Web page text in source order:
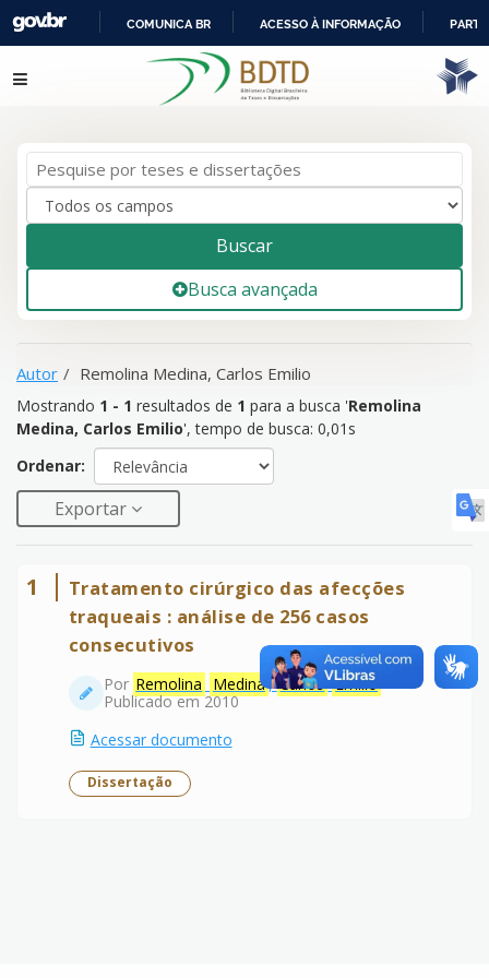
IR
PARA
COMUNICA BR ACESSO À INFORMAÇÃO
resultados de 1para a busca '
Medina, Carlos Emilio '
Pular para o conteúdo
Buscar
Busca avançada
Autor Remolina Medina, Carlos Emilio
Mostrando 1 - 1 resultados de 1 para a busca 'Remolina
Medina, Carlos Emilio', tempo de busca: 0,01s
Ordenar:
Exportar
1
Tratamento cirúrgico das afecções
traqueais : análise de 256 casos
consecutivos
Por Remolina Medina,Carlos Emilio
Publicado em 2010
Acessar documento
Dissertação